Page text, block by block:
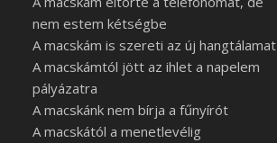
nem estem kétségbe
A macskám is szereti az új hangtálamat
A macskámtól jött az ihlet a napelem
pályázatra
A macskánk nem bírja a fűnyírót
A macskától a menetlevélig